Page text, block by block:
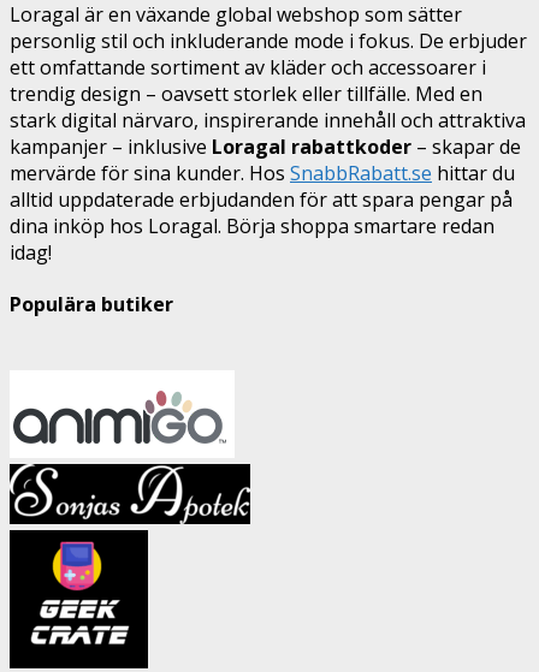
Loragal är en växande global webshop som sätter
personlig stil och inkluderande mode i fokus. De erbjuder
ett omfattande sortiment av kläder och accessoarer i
trendig design – oavsett storlek eller tillfälle. Med en
stark digital närvaro, inspirerande innehåll och attraktiva
kampanjer – inklusive Loragal rabattkoder – skapar de
mervärde för sina kunder. Hos SnabbRabatt.se hittar du
alltid uppdaterade erbjudanden för att spara pengar på
dina inköp hos Loragal. Börja shoppa smartare redan
idag!
Populära butiker